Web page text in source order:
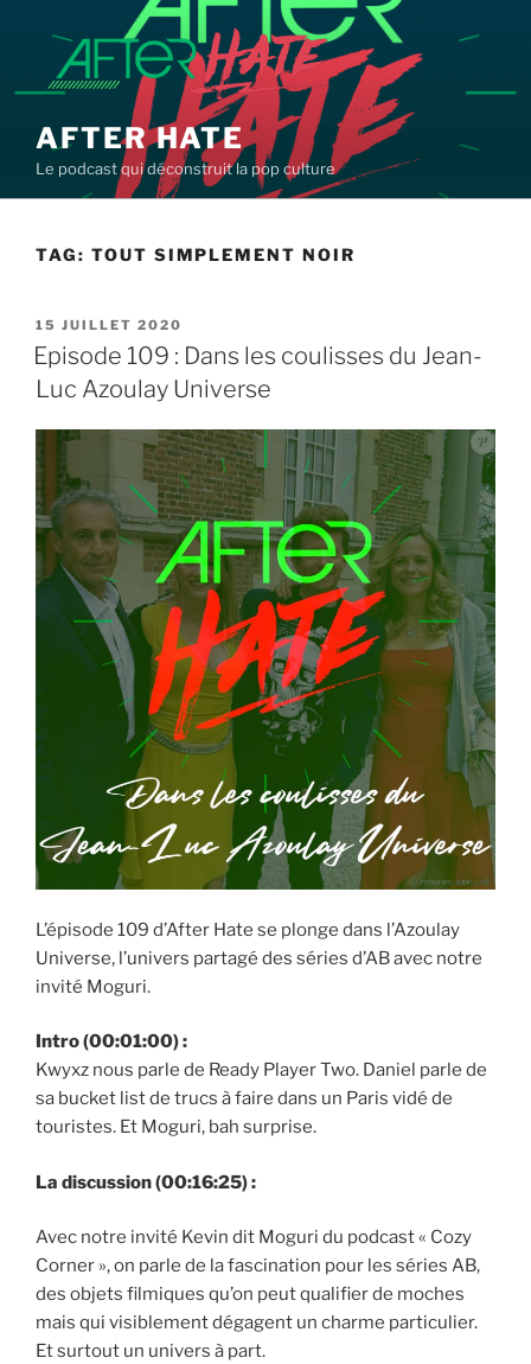
contenu
principal
AFTER HATE
Le podcast qui déconstruit la pop culture
TAG: TOUT SIMPLEMENT NOIR
PUBLIÉ
LE
15 JUILLET 2020
Episode 109 : Dans les coulisses du Jean-
Luc Azoulay Universe
L’épisode 109 d’After Hate se plonge dans l’Azoulay
Universe, l’univers partagé des séries d’AB avec notre
invité Moguri.
Intro (00:01:00) :
Kwyxz nous parle de Ready Player Two. Daniel parle de
sa bucket list de trucs à faire dans un Paris vidé de
touristes. Et Moguri, bah surprise.
La discussion (00:16:25) :
Avec notre invité Kevin dit Moguri du podcast « Cozy
Corner », on parle de la fascination pour les séries AB,
des objets filmiques qu’on peut qualifier de moches
mais qui visiblement dégagent un charme particulier.
Et surtout un univers à part.